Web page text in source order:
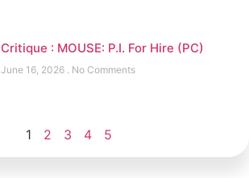
Critique : MOUSE: P.I. For Hire (PC)
June 16, 2026 No Comments
1 2 3 4 5